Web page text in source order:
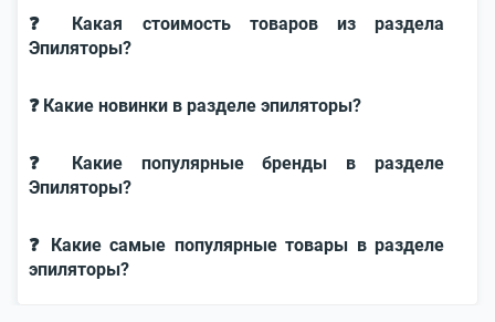
❓ Какая стоимость товаров из раздела
Эпиляторы?
❓ Какие новинки в разделе эпиляторы?
❓ Какие популярные бренды в разделе
Эпиляторы?
❓ Какие самые популярные товары в разделе
эпиляторы?